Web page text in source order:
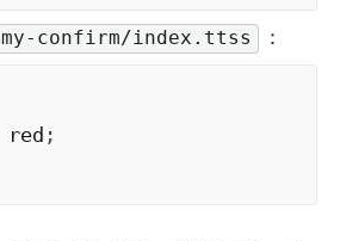
my-confirm/index.ttss ：
red ;